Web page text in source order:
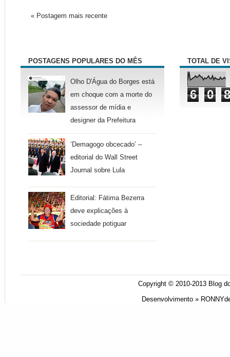
« Postagem mais recente
POSTAGENS POPULARES DO MÊS
Olho D'Água do Borges está
em choque com a morte do
assessor de mídia e
designer da Prefeitura
‘Demagogo obcecado’ –
editorial do Wall Street
Journal sobre Lula
Editorial: Fátima Bezerra
deve explicações à
sociedade potiguar
TOTAL DE
6 0 8
Copyright © 2010-2013 Blog
Desenvolvimento »